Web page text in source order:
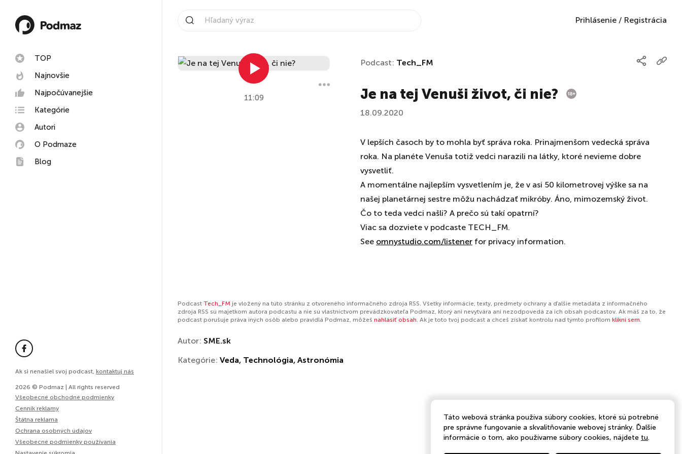
TOP
Najnovšie
Najpočúvanejšie
Kategórie
Autori
O Podmaze
Blog
Ak si nenašiel svoj podcast, kontaktuj nás
2026 © Podmaz | All rights reserved
Všeobecné obchodné podmienky
Cenník reklamy
Štátna reklama
Ochrana osobných údajov
Všeobecné podmienky používania
Prihlásenie / Registrácia
11:09
Podcast: Tech_FM
Je na tej Venuši život, či nie?
18.09.2020
V lepších časoch by to mohla byť správa roka. Prinajmenšom vedecká správa
roka. Na planéte Venuša totiž vedci narazili na látky, ktoré nevieme dobre
vysvetliť.
A momentálne najlepším vysvetlením je, že v asi 50 kilometrovej výške sa na
našej planetárnej sestre môžu nachádzať mikróby. Áno, mimozemský život.
Čo to teda vedci našli? A prečo sú takí opatrní?
Viac sa dozviete v podcaste TECH_FM.
See omnystudio.com/listener for privacy information.
Podcast Tech_FM je vložený na túto stránku z otvoreného informačného zdroja RSS. Všetky informácie, texty, predmety ochrany a ďalšie metadáta z informačného
zdroja RSS sú majetkom autora podcastu a nie sú vlastníctvom prevádzkovateľa Podmaz, ktorý ani nevytvára ani nezodpovedá za ich obsah podcastov. Ak máš za to, že
podcast porušuje práva iných osôb alebo pravidlá Podmaz, môžeš nahlásiť obsah. Ak je toto tvoj podcast a chceš získať kontrolu nad týmto profilom klikni sem.
Autor: SME.sk
Kategórie: Veda, Technológia, Astronómia
Táto webová stránka používa súbory cookies, ktoré sú potrebné
pre správne fungovanie a skvalitňovanie webovej stránky. Ďalšie
informácie o tom, ako používame súbory cookies, nájdete tu.